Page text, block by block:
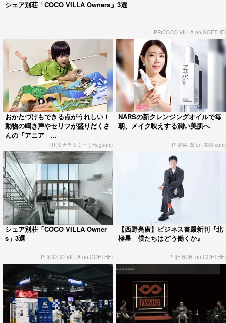
シェア別荘「COCO VILLA Owners」3選
PR(COCO VILLA on GOETHE)
おかたづけもできる点がうれしい！
動物の鳴き声やセリフが盛りだくさ
んの「アニア ...
PR(タカラトミー｜Hugkum)
NARSの新クレンジングオイルで毎
朝、メイク映えする潤い美肌へ
PR(NARS on 美的.com)
シェア別荘「COCO VILLA Owner
s」3選
PR(COCO VILLA on GOETHE)
【西野亮廣】ビジネス書最新刊『北
極星 僕たちはどう働くか』
PR(FINCHI on GOETHE)